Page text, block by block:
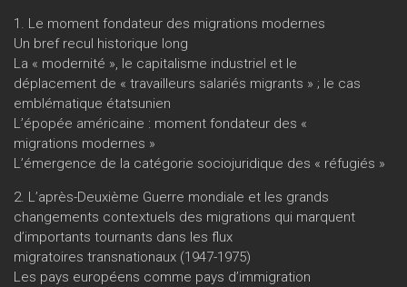
1. Le moment fondateur des migrations modernes
Un bref recul historique long
La « modernité », le capitalisme industriel et le
déplacement de « travailleurs salariés migrants » ; le cas
emblématique étatsunien
L’épopée américaine : moment fondateur des «
migrations modernes »
L’émergence de la catégorie sociojuridique des « réfugiés »
2. L’après-Deuxième Guerre mondiale et les grands
changements contextuels des migrations qui marquent
d’importants tournants dans les flux
migratoires transnationaux (1947-1975)
Les pays européens comme pays d’immigration